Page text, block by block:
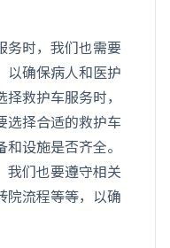
务时，我们也需要
以确保病人和医护
救护车服务时，
选择合适的救护车
设施是否齐全。
我们也要遵守相关
院流程等等，以确